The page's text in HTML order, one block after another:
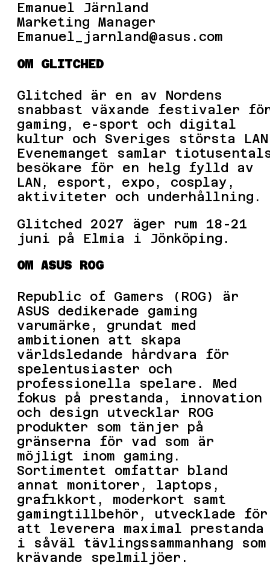
Emanuel Järnland
Marketing Manager
Emanuel_jarnland@asus.com
OM GLITCHED
Glitched är en av Nordens
snabbast växande festivaler
gaming, e-sport och digital
kultur och Sveriges största
Evenemanget samlar
besökare för en helg fylld av
LAN, esport, expo, cosplay,
aktiviteter och underhållning.
Glitched 2027 äger rum 18-21
juni på Elmia i Jönköping.
OM ASUS ROG
Republic of Gamers (ROG) är
ASUS dedikerade gaming
varumärke, grundat med
ambitionen att skapa
världsledande hårdvara för
spelentusiaster och
professionella spelare. Med
fokus på prestanda, innovation
och design utvecklar ROG
produkter som tänjer på
gränserna för vad som är
möjligt inom gaming.
Sortimentet omfattar bland
annat monitorer, laptops,
grafikkort, moderkort samt
gamingtillbehör, utvecklade för
att leverera maximal prestanda
i såväl tävlingssammanhang som
krävande spelmiljöer.